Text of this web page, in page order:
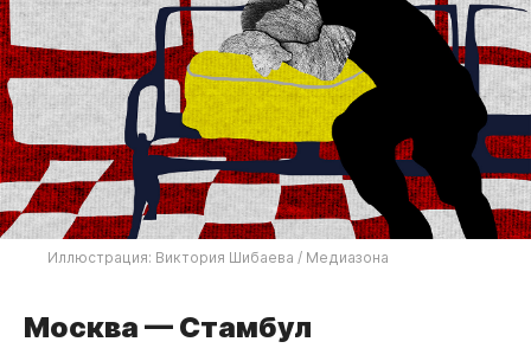
Иллюстрация: Виктория Шибаева / Медиазона
Москва — Стамбул